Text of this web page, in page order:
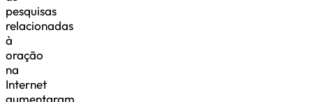
pesquisas
relacionadas
à
oração
na
Internet
aumentaram